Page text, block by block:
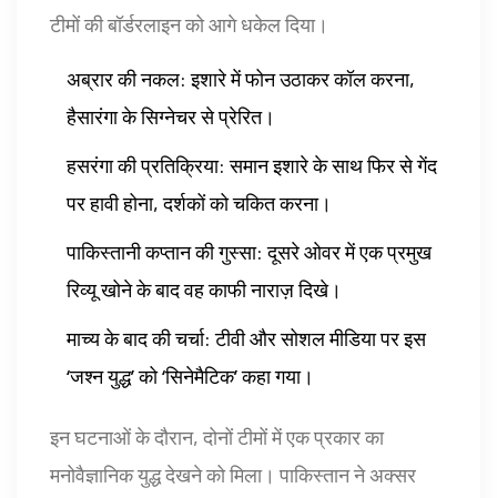
टीमों की बॉर्डरलाइन को आगे धकेल दिया।
अब्रार की नकल: इशारे में फोन उठाकर कॉल करना,
हैसारंगा के सिग्नेचर से प्रेरित।
हसरंगा की प्रतिक्रिया: समान इशारे के साथ फिर से गेंद
पर हावी होना, दर्शकों को चकित करना।
पाकिस्तानी कप्तान की गुस्सा: दूसरे ओवर में एक प्रमुख
रिव्यू खोने के बाद वह काफी नाराज़ दिखे।
माच्य के बाद की चर्चा: टीवी और सोशल मीडिया पर इस
‘जश्न युद्ध’ को ‘सिनेमैटिक’ कहा गया।
इन घटनाओं के दौरान, दोनों टीमों में एक प्रकार का
मनोवैज्ञानिक युद्ध देखने को मिला। पाकिस्तान ने अक्सर